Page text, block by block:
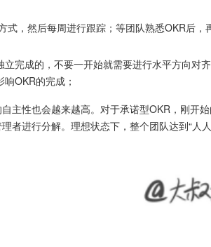
，然后每周进行跟踪；等团队熟悉OKR后，
完成的，不要一开始就需要进行水平方向对
OKR的完成；
主性也会越来越高。对于承诺型OKR，刚开
者进行分解。理想状态下，整个团队达到“人